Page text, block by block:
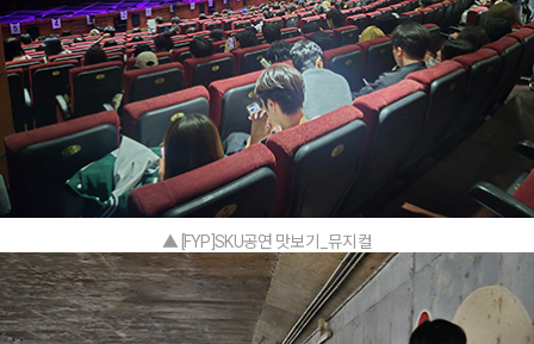
▲ [FYP]SKU공연 맛보기_뮤지컬